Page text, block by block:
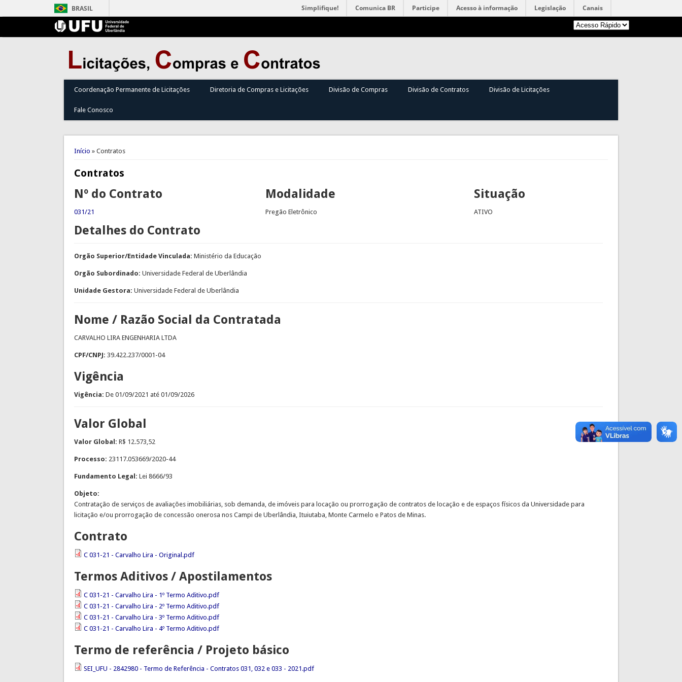
BRASIL Simplifique! Comunica BR Participe Acesso à informação Legislação Canais
Coordenação Permanente de Licitações Diretoria de Compras e Licitações Divisão de Compras Divisão de Contratos Divisão de Licitações
Fale Conosco
Você está aqui
Início » Contratos
Contratos
Nº do Contrato
031/21
Modalidade
Pregão Eletrônico
Situação
ATIVO
Detalhes do Contrato
Orgão Superior/Entidade Vinculada: Ministério da Educação
Orgão Subordinado: Universidade Federal de Uberlândia
Unidade Gestora: Universidade Federal de Uberlândia
Nome / Razão Social da Contratada
CARVALHO LIRA ENGENHARIA LTDA
CPF/CNPJ: 39.422.237/0001-04
Vigência
Vigência: De 01/09/2021 até 01/09/2026
Valor Global
Valor Global: R$ 12.573,52
Processo: 23117.053669/2020-44
Fundamento Legal: Lei 8666/93
Objeto:
Contratação de serviços de avaliações imobiliárias, sob demanda, de imóveis para locação ou prorrogação de contratos de locação e de espaços físicos da Universidade para
licitação e/ou prorrogação de concessão onerosa nos Campi de Uberlândia, Ituiutaba, Monte Carmelo e Patos de Minas.
Contrato
C 031-21 - Carvalho Lira - Original.pdf
Termos Aditivos / Apostilamentos
C 031-21 - Carvalho Lira - 1º Termo Aditivo.pdf
C 031-21 - Carvalho Lira - 2º Termo Aditivo.pdf
C 031-21 - Carvalho Lira - 3º Termo Aditivo.pdf
C 031-21 - Carvalho Lira - 4º Termo Aditivo.pdf
Termo de referência / Projeto básico
SEI_UFU - 2842980 - Termo de Referência - Contratos 031, 032 e 033 - 2021.pdf